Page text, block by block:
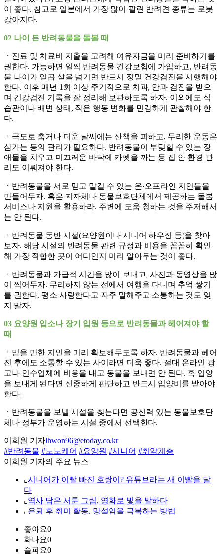
이 좋다. 참고로 일본에서 가장 많이 팔린 반려견 종류는 로봇
강아지다.
02 나이 든 반려동물을 돌볼 때
ㆍ진료 및 치료비 지출을 고려해 여유자금을 미리 준비하기를
권한다. 가능하면 일찍 반려동물 건강보험에 가입하고, 반려동
물 나이가 일곱 살을 넘기면 반드시 정밀 건강검진을 시행해야
한다. 이후 매년 1회 이상 주기적으로 치과, 안과 검진을 받으
며 건강검진 기록을 잘 정리해 보관하도록 하자. 이외에도 식
습관이나 배변 상태, 작은 행동 변화를 민감하게 관찰해야 한
다.
ㆍ극도로 춥거나 더운 날씨에는 산책을 피하고, 무리한 운동은
삼가는 등의 관리가 필요하다. 반려동물이 부딪힐 수 있는 장
애물을 치우고 미끄러운 바닥에 카펫을 까는 등 집 안 환경 관
리도 이뤄져야 한다.
ㆍ반려동물을 서로 믿고 맡길 수 있는 온·오프라인 지인들을
만들어두자. 혹은 지자체나 동물보호단체에서 제공하는 돌봄
서비스나 지원을 활용하라. 주변에 도움 청하는 것을 주저해서
는 안 된다.
ㆍ반려동물 동반 시설(요양원이나 시니어 하우징 등)을 찾아
보자. 해당 시설의 반려동물 관련 규정과 비용을 꼼꼼히 확인
해 가장 적합한 곳이 어디인지 미리 알아두는 것이 좋다.
ㆍ반려동물과 가급적 시간을 많이 보내고, 사진과 동영상을 많
이 찍어두자. 무리하지 않는 선에서 여행을 다니며 추억 쌓기
를 권한다. 평소 사랑한다고 자주 말해주고 소통하는 것도 잊
지 말자.
03 요양원 입소나 장기 입원 등으로 반려동물과 헤어져야 할
때
ㆍ믿을 만한 지인을 미리 확보해두도록 하자. 반려동물과 헤어
진 후에도 소통할 수 있는 사이라면 더욱 좋다. 절대 온라인 광
고나 인수업체에 비용을 내고 동물을 보내면 안 된다. 혹 입양
을 보내게 된다면 신중하게 판단하고 반드시 입양비를 받아야
한다.
ㆍ반려동물을 보낼 시설을 찾는다면 공신력 있는 동물보호단
체나 정부가 운영하는 시설 중에서 선택한다.
이희원 기자lhwon96@etoday.co.kr
#반려동물 #노노케어 #요양원 #시니어 #취약계층
이희원 기자의 주요 뉴스
⌞ 시니어가 이빨 빠진 호랑이? 유튜브라는 새 이빨을 달
다
⌞ 역사 담은 서툰 그림, 영화로 빛을 발하다
⌞ 은퇴 후 취미 활동, 망설임을 극복하는 방법
좋아요0
화나요0
슬퍼요0